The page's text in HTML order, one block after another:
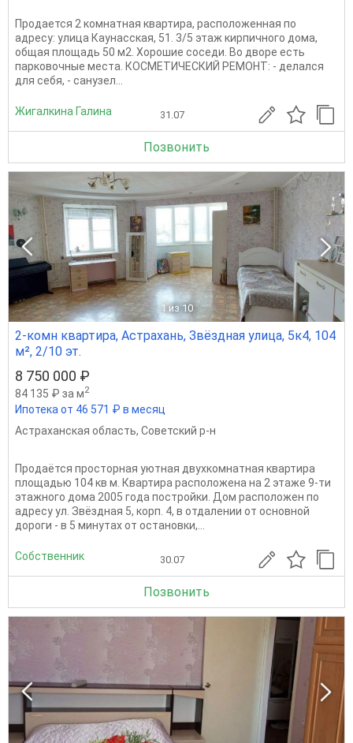
Продается 2 комнатная квартира, расположенная по
адресу: улица Каунасская, 51. 3/5 этаж кирпичного дома,
общая площадь 50 м2. Хорошие соседи. Во дворе есть
парковочные места. КОСМЕТИЧЕСКИЙ РЕМОНТ: - делался
для себя, - санузел...
Жигалкина Галина 31.07
Позвонить
1 из 10
2-комн квартира, Астрахань, Звёздная улица, 5к4, 104
м², 2/10 эт.
8 750 000 ₽
84 135 ₽ за м2
Ипотека от 46 571 ₽ в месяц
Астраханская область, Советский р-н
Продаётся просторная уютная двухкомнатная квартира
площадью 104 кв м. Квартира расположена на 2 этаже 9-ти
этажного дома 2005 года постройки. Дом расположен по
адресу ул. Звёздная 5, корп. 4, в отдалении от основной
дороги - в 5 минутах от остановки,...
Собственник 30.07
Позвонить